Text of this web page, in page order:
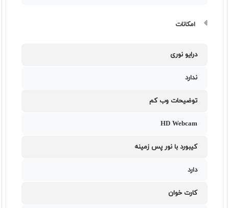
امکانات
درایو نوری
ندارد
توضیحات وب کم
HD Webcam
کیبورد با نور پس زمینه
دارد
کارت خوان